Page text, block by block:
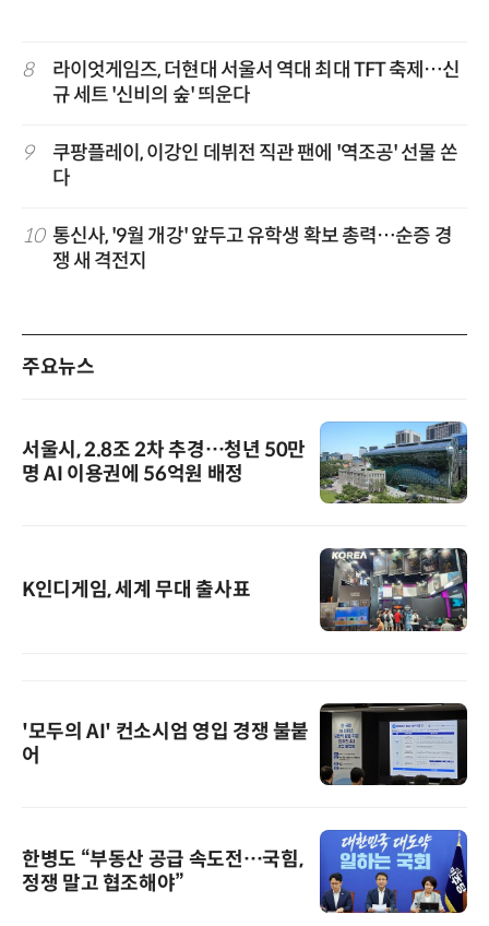
8
라이엇게임즈, 더현대 서울서 역대 최대 TFT 축제…신
규 세트 '신비의 숲' 띄운다
9
쿠팡플레이, 이강인 데뷔전 직관 팬에 '역조공' 선물 쏜
다
10 통신사, '9월 개강' 앞두고 유학생 확보 총력…순증 경
쟁 새 격전지
주요뉴스
서울시, 2.8조 2차 추경…청년 50만
명 AI 이용권에 56억원 배정
K인디게임, 세계 무대 출사표
'모두의 AI' 컨소시엄 영입 경쟁 불붙
어
한병도 “부동산 공급 속도전…국힘,
정쟁 말고 협조해야”